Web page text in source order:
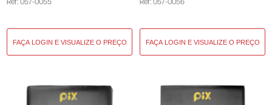
Ref: 057-0055 Ref: 057-0056